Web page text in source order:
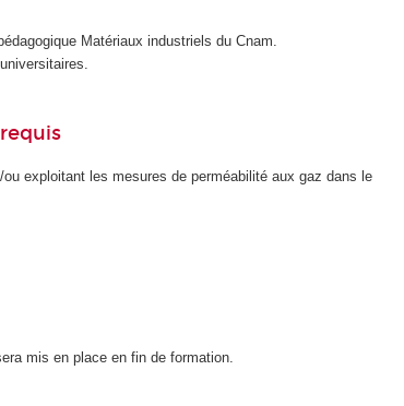
Matériaux industriels du Cnam.
exploitant les mesures de perméabilité aux gaz dans le
mis en place en fin de formation.